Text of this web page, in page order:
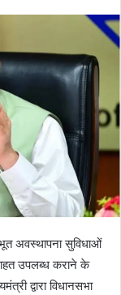
अवस्थापना सुविधाओं
उपलब्ध कराने के
द्वारा विधानसभा